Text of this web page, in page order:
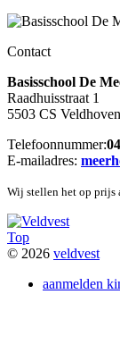
Contact
Basisschool De
Raadhuisstraat 1
5503 CS Veldhoven
Telefoonnummer:
E-mailadres:
Wij stellen het op prijs
Top
© 2026 veldvest
aanmelden